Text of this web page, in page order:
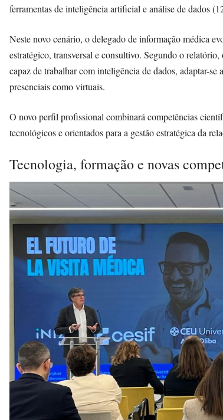
ferramentas de inteligência artificial e análise de dados
Neste novo cenário, o delegado de informação médica
estratégico, transversal e consultivo. Segundo o
capaz de trabalhar com inteligência de dados, adaptar-
presenciais como virtuais.
O novo perfil profissional combinará competências
tecnológicos e orientados para a gestão estratégica da
Tecnologia, formação e novas